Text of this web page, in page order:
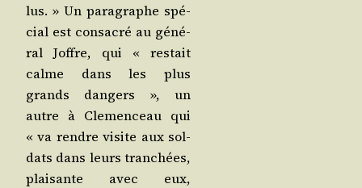
lus. » Un para­graphe spé­
cial est consa­cré au géné­
ral Joffre, qui « res­tait
calme dans les plus
grands dan­gers », un
autre à Cle­men­ceau qui
« va rendre visite aux sol­
dats dans leurs tran­chées,
plai­sante avec eux,